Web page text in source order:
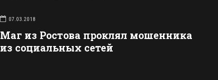
07.03.2018
Маг из Ростова проклял мошенника
из социальных сетей